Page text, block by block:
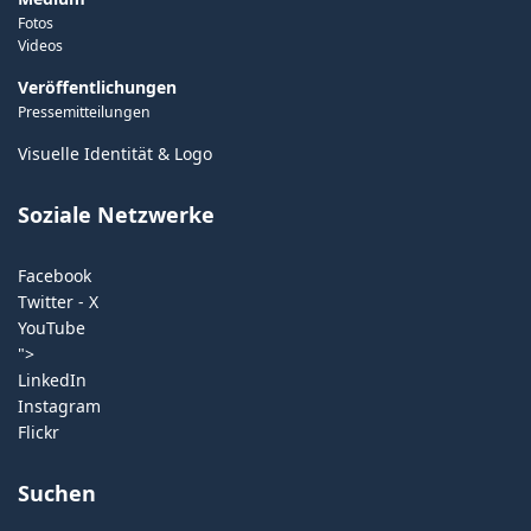
Fotos
Videos
Veröffentlichungen
Pressemitteilungen
Visuelle Identität & Logo
Soziale Netzwerke
Facebook
Twitter - X
YouTube
">
LinkedIn
Instagram
Flickr
Suchen